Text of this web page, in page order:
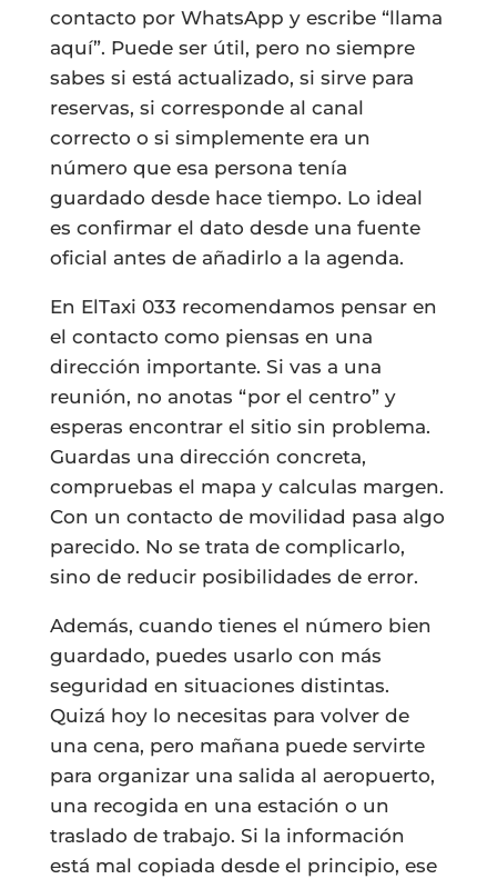
contacto por WhatsApp y escribe “llama
aquí”. Puede ser útil, pero no siempre
sabes si está actualizado, si sirve para
reservas, si corresponde al canal
correcto o si simplemente era un
número que esa persona tenía
guardado desde hace tiempo. Lo ideal
es confirmar el dato desde una fuente
oficial antes de añadirlo a la agenda.
En ElTaxi 033 recomendamos pensar en
el contacto como piensas en una
dirección importante. Si vas a una
reunión, no anotas “por el centro” y
esperas encontrar el sitio sin problema.
Guardas una dirección concreta,
compruebas el mapa y calculas margen.
Con un contacto de movilidad pasa algo
parecido. No se trata de complicarlo,
sino de reducir posibilidades de error.
Además, cuando tienes el número bien
guardado, puedes usarlo con más
seguridad en situaciones distintas.
Quizá hoy lo necesitas para volver de
una cena, pero mañana puede servirte
para organizar una salida al aeropuerto,
una recogida en una estación o un
traslado de trabajo. Si la información
está mal copiada desde el principio, ese